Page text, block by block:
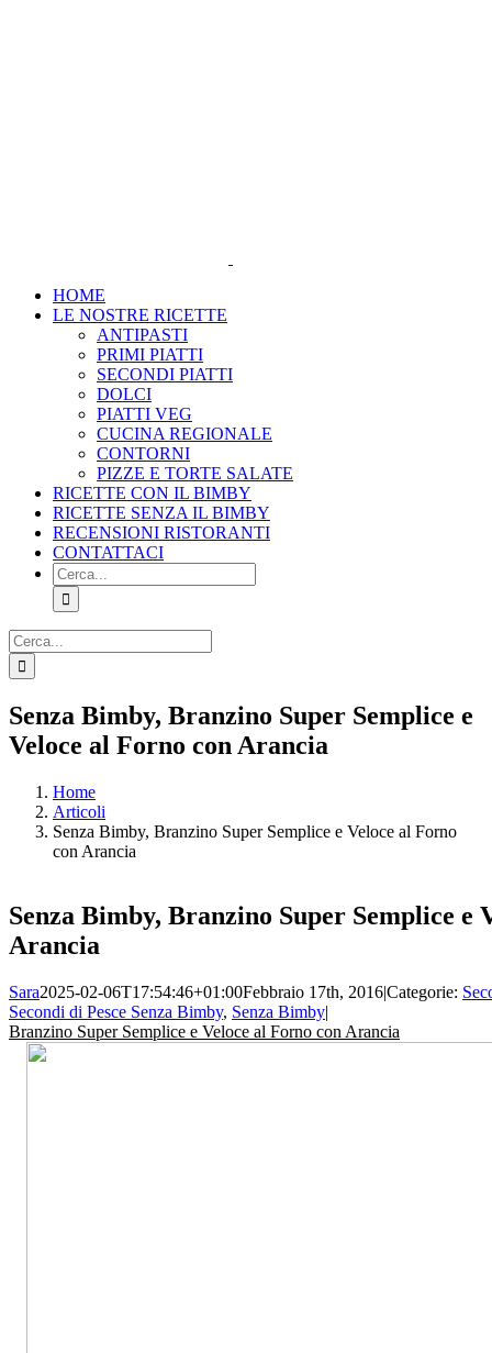
HOME
LE NOSTRE RICETTE
ANTIPASTI
PRIMI PIATTI
SECONDI PIATTI
DOLCI
PIATTI VEG
CUCINA REGIONALE
CONTORNI
PIZZE E TORTE SALATE
RICETTE CON IL BIMBY
RICETTE SENZA IL BIMBY
RECENSIONI RISTORANTI
CONTATTACI
Cerca
per:
Cerca
per:
Senza Bimby, Branzino Super Semplice e
Veloce al Forno con Arancia
Home
Articoli
Senza Bimby, Branzino Super Semplice e Veloce al Forno
con Arancia
Senza Bimby, Branzino Super Semplice e
Arancia
Sara2025-02-06T17:54:46+01:00Febbraio 17th, 2016|Categorie:
Secondi di Pesce Senza Bimby, Senza Bimby|
Branzino Super Semplice e Veloce al Forno con Arancia